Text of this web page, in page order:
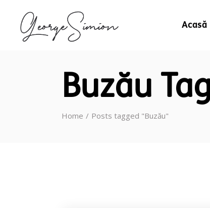
Acasă
Buzău
Home Posts tagged "Buzău"